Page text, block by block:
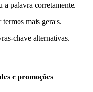
a palavra corretamente.
termos mais gerais.
chave alternativas.
e promoções